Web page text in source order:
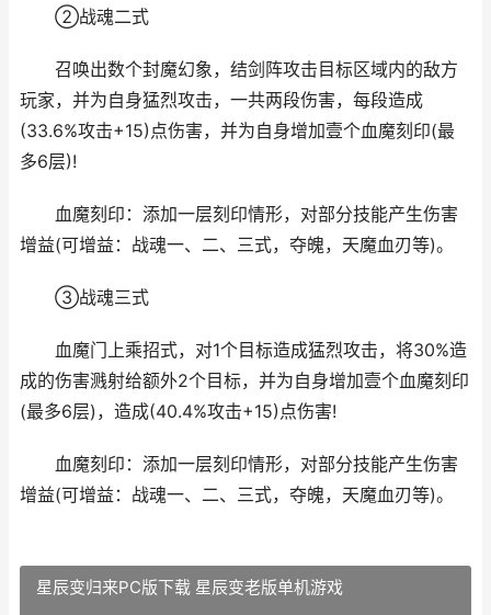
②战魂二式
召唤出数个封魔幻象，结剑阵攻击目标区域内的敌方
玩家，并为自身猛烈攻击，一共两段伤害，每段造成
(33.6%攻击+15)点伤害，并为自身增加壹个血魔刻印(最
多6层)!
血魔刻印：添加一层刻印情形，对部分技能产生伤害
增益(可增益：战魂一、二、三式，夺魄，天魔血刃等)。
③战魂三式
血魔门上乘招式，对1个目标造成猛烈攻击，将30%造
成的伤害溅射给额外2个目标，并为自身增加壹个血魔刻印
(最多6层)，造成(40.4%攻击+15)点伤害!
血魔刻印：添加一层刻印情形，对部分技能产生伤害
增益(可增益：战魂一、二、三式，夺魄，天魔血刃等)。
星辰变归来PC版下载 星辰变老版单机游戏